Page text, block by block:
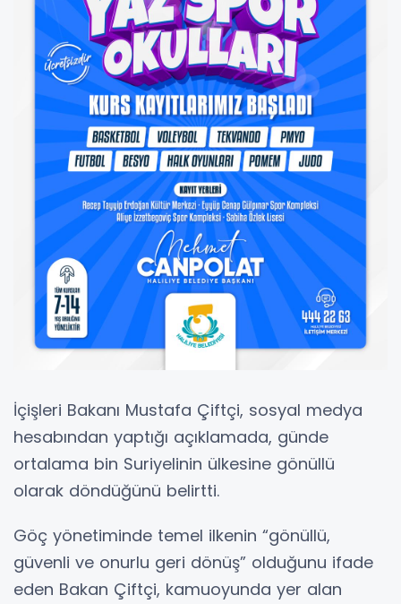
İçişleri Bakanı Mustafa Çiftçi, sosyal medya
hesabından yaptığı açıklamada, günde
ortalama bin Suriyelinin ülkesine gönüllü
olarak döndüğünü belirtti.
Göç yönetiminde temel ilkenin “gönüllü,
güvenli ve onurlu geri dönüş” olduğunu ifade
eden Bakan Çiftçi, kamuoyunda yer alan